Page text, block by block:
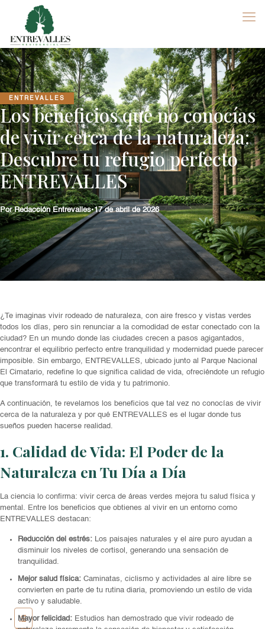
ENTREVALLES
Los beneficios que no conocías
de vivir cerca de la naturaleza:
Descubre tu refugio perfecto
ENTREVALLES
Por Redacción Entrevalles•17 de abril de 2026
¿Te imaginas vivir rodeado de naturaleza, con aire fresco y vistas verdes
todos los días, pero sin renunciar a la comodidad de estar conectado con la
ciudad? En un mundo donde las ciudades crecen a pasos agigantados,
encontrar el equilibrio perfecto entre tranquilidad y modernidad puede parecer
imposible. Sin embargo, ENTREVALLES, ubicado junto al Parque Nacional
El Cimatario, redefine lo que significa calidad de vida, ofreciéndote un refugio
que transformará tu estilo de vida y tu patrimonio.
A continuación, te revelamos los beneficios que tal vez no conocías de vivir
cerca de la naturaleza y por qué ENTREVALLES es el lugar donde tus
sueños pueden hacerse realidad.
1. Calidad de Vida: El Poder de la
Naturaleza en Tu Día a Día
La ciencia lo confirma: vivir cerca de áreas verdes mejora tu salud física y
mental. Entre los beneficios que obtienes al vivir en un entorno como
ENTREVALLES destacan:
Reducción del estrés: Los paisajes naturales y el aire puro ayudan a
disminuir los niveles de cortisol, generando una sensación de
tranquilidad.
Mejor salud física: Caminatas, ciclismo y actividades al aire libre se
convierten en parte de tu rutina diaria, promoviendo un estilo de vida
activo y saludable.
Mayor felicidad: Estudios han demostrado que vivir rodeado de